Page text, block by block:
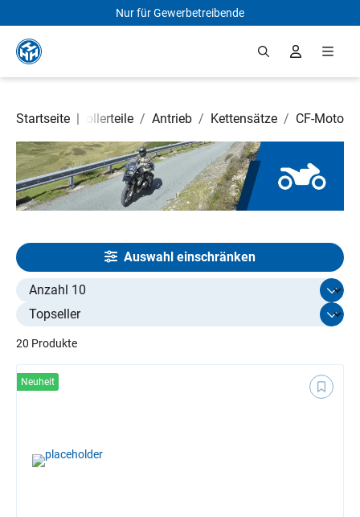
Zum Hauptinhalt springen
Nur für Gewerbetreibende
Startseite |
und Rollerteile / Antrieb / Kettensätze / CF-Moto
Auswahl einschränken
20 Produkte
Select limit
Neuheit